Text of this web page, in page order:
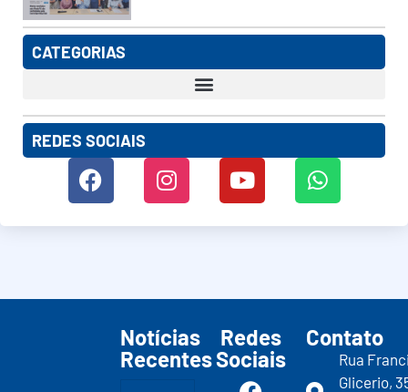
CATEGORIAS
REDES SOCIAIS
Notícias
Recentes
Redes
Sociais
Contato
Rua
Glicerio,